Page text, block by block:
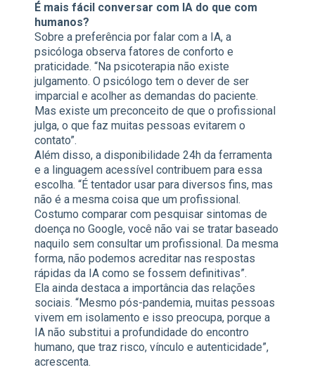
É mais fácil conversar com IA do que com
humanos?
Sobre a preferência por falar com a IA, a
psicóloga observa fatores de conforto e
praticidade. “Na psicoterapia não existe
julgamento. O psicólogo tem o dever de ser
imparcial e acolher as demandas do paciente.
Mas existe um preconceito de que o profissional
julga, o que faz muitas pessoas evitarem o
contato”.
Além disso, a disponibilidade 24h da ferramenta
e a linguagem acessível contribuem para essa
escolha. “É tentador usar para diversos fins, mas
não é a mesma coisa que um profissional.
Costumo comparar com pesquisar sintomas de
doença no Google, você não vai se tratar baseado
naquilo sem consultar um profissional. Da mesma
forma, não podemos acreditar nas respostas
rápidas da IA como se fossem definitivas”.
Ela ainda destaca a importância das relações
sociais. “Mesmo pós-pandemia, muitas pessoas
vivem em isolamento e isso preocupa, porque a
IA não substitui a profundidade do encontro
humano, que traz risco, vínculo e autenticidade”,
acrescenta.